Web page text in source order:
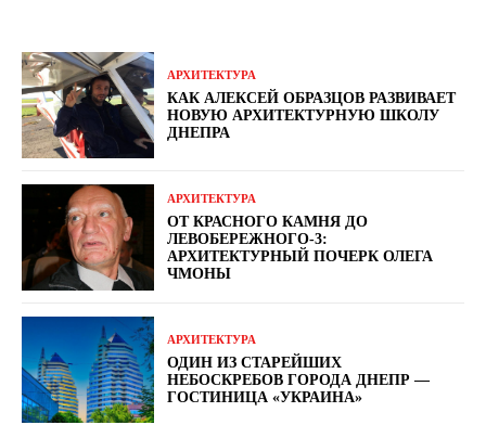
АРХИТЕКТУРА
КАК АЛЕКСЕЙ ОБРАЗЦОВ РАЗВИВАЕТ
НОВУЮ АРХИТЕКТУРНУЮ ШКОЛУ
ДНЕПРА
АРХИТЕКТУРА
ОТ КРАСНОГО КАМНЯ ДО
ЛЕВОБЕРЕЖНОГО-3:
АРХИТЕКТУРНЫЙ ПОЧЕРК ОЛЕГА
ЧМОНЫ
АРХИТЕКТУРА
ОДИН ИЗ СТАРЕЙШИХ
НЕБОСКРЕБОВ ГОРОДА ДНЕПР —
ГОСТИНИЦА «УКРАИНА»